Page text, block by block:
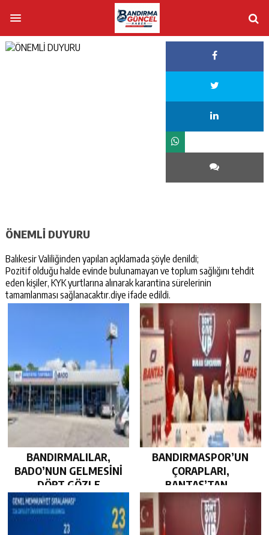
ÖNEMLİ DUYURU
Balıkesir Valiliğinden yapılan açıklamada şöyle denildi;
Pozitif olduğu halde evinde bulunamayan ve toplum sağlığını tehdit
eden kişiler, KYK yurtlarına alınarak karantina sürelerinin
tamamlanması sağlanacaktır.diye ifade edildi.
BANDIRMALILAR,
BADO’NUN GELMESİNİ
DÖRT GÖZLE
BEKLİYOR…
BANDIRMASPOR’UN
ÇORAPLARI,
BANTAŞ’TAN…